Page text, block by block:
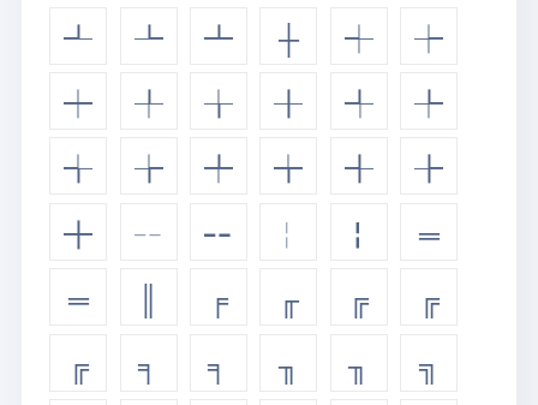
┹ ┺ ┻ ┼ ┽
┾
┿
╀ ╁ ╂ ╃
╄
╅
╆ ╇ ╈ ╉
╊
╋
╌ ╍ ╎ ╏
═
═
║ ╒ ╓ ╔
╔
╔
╕ ╕ ╖ ╖
╗